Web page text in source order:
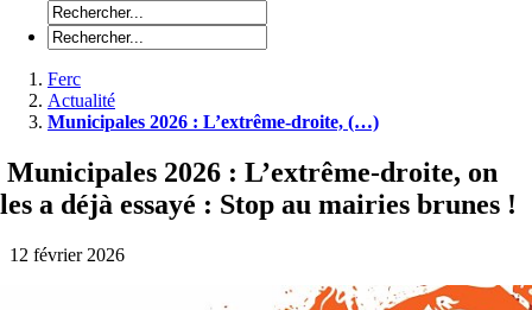
Ferc
Actualité
Municipales 2026 : L’extrême-droite, (…)
Municipales 2026 : L’extrême-droite, on
les a déjà essayé : Stop au mairies brunes !
12 février 2026